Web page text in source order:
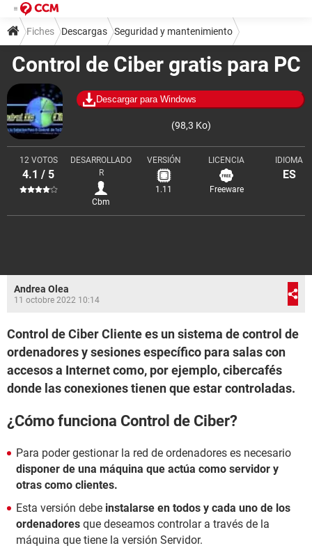
Control de Ciber gratis para PC
Descargar para Windows
(98,3 Ko)
12 VOTOS
4.1 / 5
DESARROLLADO
R
Cbm
VERSIÓN
1.11
LICENCIA
Freeware
IDIOMA
ES
Fiches Descargas Seguridad y mantenimiento
Monitorización y diagnóstico
Andrea Olea
11 octobre 2022 10:14
Control de Ciber Cliente es un sistema de control de
ordenadores y sesiones específico para salas con
accesos a Internet como, por ejemplo, cibercafés
donde las conexiones tienen que estar controladas.
¿Cómo funciona Control de Ciber?
Para poder gestionar la red de ordenadores es necesario
disponer de una máquina que actúa como servidor y
otras como clientes.
Esta versión debe instalarse en todos y cada uno de los
ordenadores que deseamos controlar a través de la
máquina que tiene la versión Servidor.